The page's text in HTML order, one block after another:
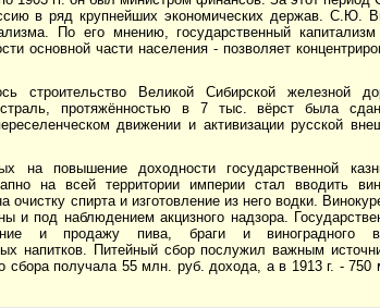
в ряд крупнейших экономических держав. С.Ю.
По его мнению, государственный
основной части населения - позволяет
Великой Сибирской железной
протяжённостью в 7 тыс. вёрст была
движении и активизации русской
на повышение доходности государственной
на всей территории империи стал вводить
спирта и изготовление из него водки.
и под наблюдением акцизного надзора.
и продажу пива, браги и виноградного
напитков. Питейный сбор послужил важным
сбора получала 55 млн. руб. дохода, а в 1913 г. - 750